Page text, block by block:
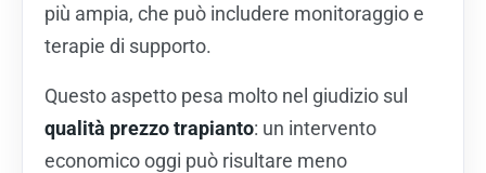
più ampia, che può includere monitoraggio e
terapie di supporto.
Questo aspetto pesa molto nel giudizio sul
qualità prezzo trapianto: un intervento
economico oggi può risultare meno